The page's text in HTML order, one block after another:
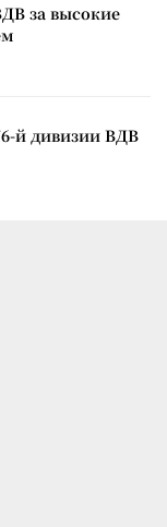
за высокие
й дивизии ВДВ